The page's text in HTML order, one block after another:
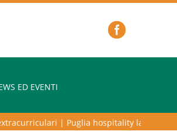
ED EVENTI
|Puglia hospitality lab –